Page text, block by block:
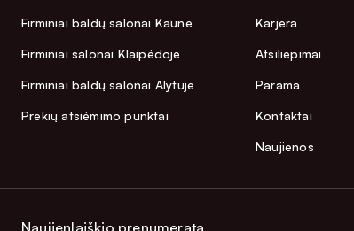
Firminiai baldų salonai Kaune
Firminiai salonai Klaipėdoje
Firminiai baldų salonai Alytuje
Prekių atsiėmimo punktai
Karjera
Atsiliepimai
Parama
Kontaktai
Naujienos
Naujienlaiškio prenumerata